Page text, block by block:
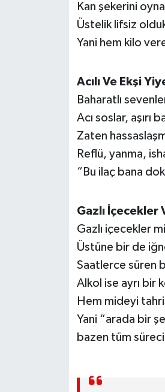
Kan şekerini
Üstelik lifsiz
Yani hem kilo
Acılı Ve Ekşi
Baharatlı
Acı soslar, aşırı
Zaten
Reflü, yanma,
“Bu ilaç bana
Gazlı İçecekler
Gazlı içecekler
Üstüne bir de
Saatlerce süren
Alkol ise ayrı bir
Hem mideyi
Yani “arada bir
bazen tüm